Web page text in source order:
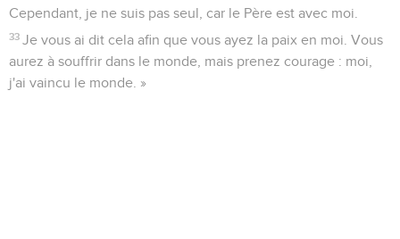
Cependant, je ne suis pas seul, car le Père est avec moi.
33 Je vous ai dit cela afin que vous ayez la paix en moi. Vous
aurez à souffrir dans le monde, mais prenez courage : moi,
j'ai vaincu le monde. »